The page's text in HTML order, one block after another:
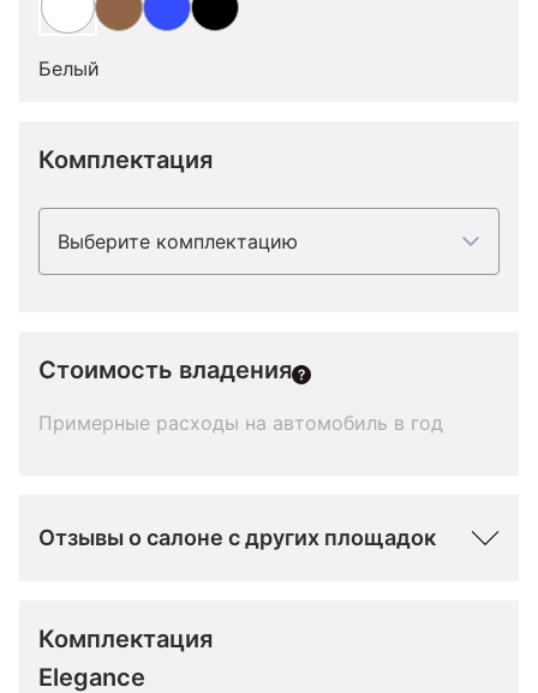
Белый
Комплектация
Выберите комплектацию
Стоимость владения
Примерные расходы на автомобиль в год
Отзывы о салоне с других площадок
Комплектация
Elegance